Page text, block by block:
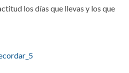
los días que llevas y los que